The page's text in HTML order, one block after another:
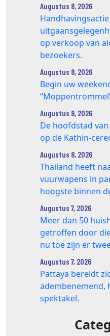
Augustus 8, 2026
op verkoop van
bezoekers.
Augustus 8, 2026
Begin uw
Augustus 8, 2026
De hoofdstad
op de Kathin-
Augustus 8, 2026
Thailand heeft
vuurwapens in
hoogste binnen
Augustus 7, 2026
Meer dan 50
getroffen door
nu toe zijn er
Augustus 7, 2026
Pattaya bereidt
adembenemend,
spektakel.